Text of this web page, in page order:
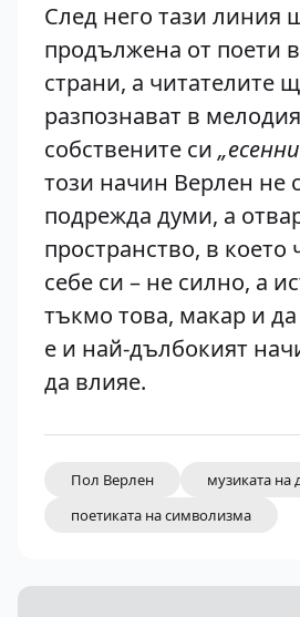
След него тази линия
продължена от поети
страни, а читателите
разпознават в
собствените си
този начин Верлен не
подрежда думи, а
пространство, в което
себе си – не силно, а
тъкмо това, макар и
е и най-дълбокият
да влияе.
Пол Верлен
музиката на
поетиката на символизма